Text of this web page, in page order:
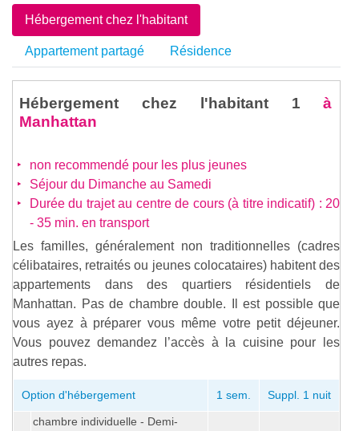
Hébergement chez l'habitant
Appartement partagé Résidence
Hébergement chez l'habitant 1 à
Manhattan
non recommendé pour les plus jeunes
Séjour du Dimanche au Samedi
Durée du trajet au centre de cours (à titre indicatif) : 20
- 35 min. en transport
Les familles, généralement non traditionnelles (cadres
célibataires, retraités ou jeunes colocataires) habitent des
appartements dans des quartiers résidentiels de
Manhattan. Pas de chambre double. Il est possible que
vous ayez à préparer vous même votre petit déjeuner.
Vous pouvez demandez l’accès à la cuisine pour les
autres repas.
Option d'hébergement 1 sem. Suppl. 1 nuit
chambre individuelle - Demi-